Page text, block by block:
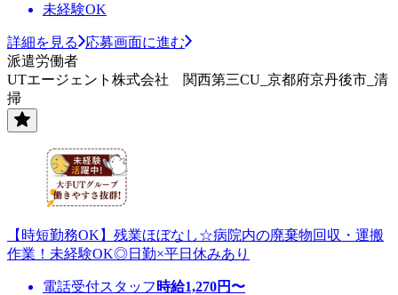
未経験OK
詳細を見る
応募画面に進む
派遣労働者
UTエージェント株式会社 関西第三CU_京都府京丹後市_清
掃
【時短勤務OK】残業ほぼなし☆病院内の廃棄物回収・運搬
作業！未経験OK◎日勤×平日休みあり
電話受付スタッフ 時給1,270円〜